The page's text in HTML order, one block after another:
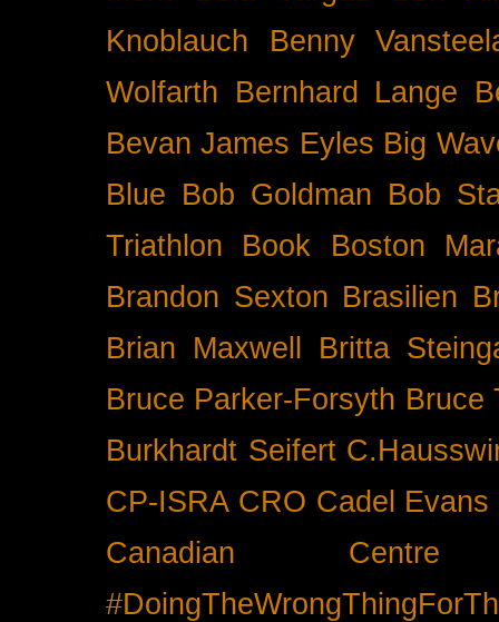
Knoblauch
Benny
Wolfarth Bernhard Lange
Bevan James Eyles Big
Blue Bob Goldman Bob
Triathlon
Book
Boston
Brandon Sexton Brasilien
Brian Maxwell
Britta
Bruce Parker-Forsyth Bruce
Burkhardt Seifert
CP-ISRA CRO Cadel Evans
Canadian